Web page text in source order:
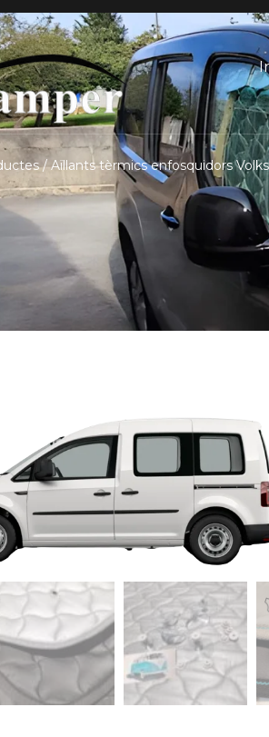
/ Aïllants tèrmics enfosquidors